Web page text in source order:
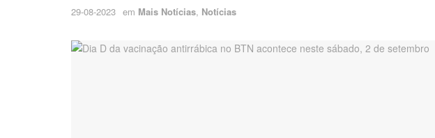
29-08-2023 em Mais Notícias, Notícias